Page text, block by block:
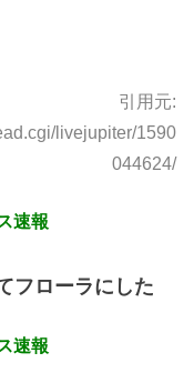
引用元:
livejupiter/1590
044624/
速報
フローラにした
速報